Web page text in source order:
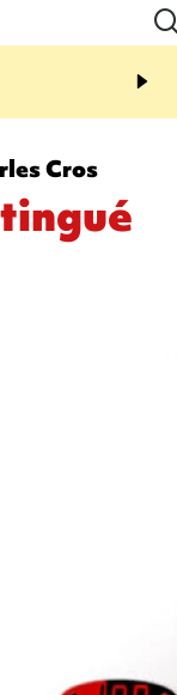
CONTRÔLES
end, 109 infractions
Cros